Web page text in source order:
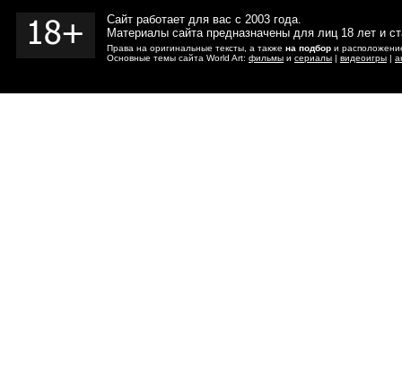
Сайт работает для вас с 2003 года.
Материалы сайта предназначены для лиц 18 лет и
Права на оригинальные тексты, а также на подбор и
Основные темы сайта World Art: фильмы и сериалы | видеоигры |